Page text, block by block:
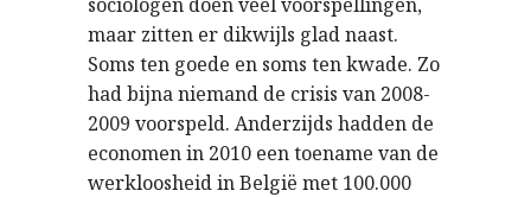
maar zitten er dikwijls glad naast.
Soms ten goede en soms ten kwade. Zo
had bijna niemand de crisis van 2008-
2009 voorspeld. Anderzijds hadden de
economen in 2010 een toename van de
werkloosheid in België met 100.000